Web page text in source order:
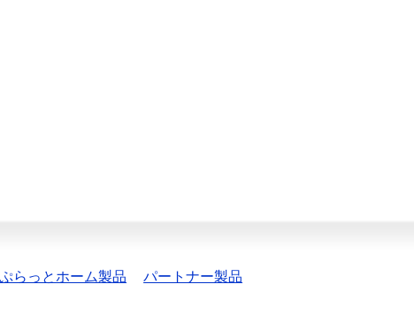
ぷらっとホーム製品 パートナー製品